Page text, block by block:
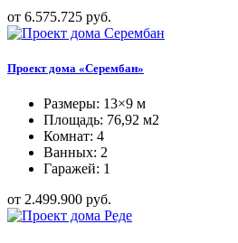
от 6.575.725 руб.
Проект дома «Серембан»
Размеры: 13×9 м
Площадь: 76,92 м2
Комнат: 4
Ванных: 2
Гаражей: 1
от 2.499.900 руб.